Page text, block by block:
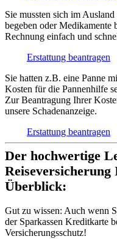
Sie mussten sich im
begeben oder Medikamente
Rechnung einfach und
Erstattung beantragen
Sie hatten z.B. eine Panne
Kosten für die Pannenhilfe
Zur Beantragung Ihrer
unsere Schadenanzeige.
Erstattung beantragen
Der hochwertige
Überblick:
Gut zu wissen: Auch wenn
der Sparkassen Kreditkarte
Versicherungsschutz!